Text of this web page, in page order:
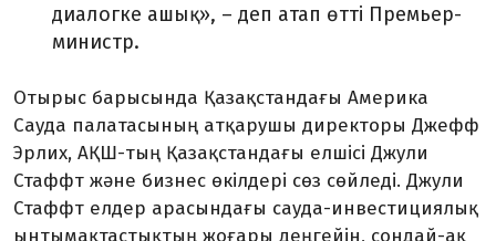
диалогке ашық», – деп атап өтті Премьер-
министр.
Отырыс барысында Қазақстандағы Америка
Сауда палатасының атқарушы директоры Джефф
Эрлих, АҚШ-тың Қазақстандағы елшісі Джули
Стаффт және бизнес өкілдері сөз сөйледі. Джули
Стаффт елдер арасындағы сауда-инвестициялық
ынтымақтастықтың жоғары деңгейін, сондай-ақ